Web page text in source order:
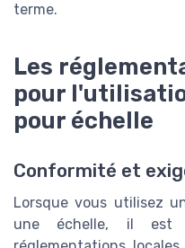
terme.
Les
pour
pour échelle
Conformité et
Lorsque vous utilisez
une échelle, il est